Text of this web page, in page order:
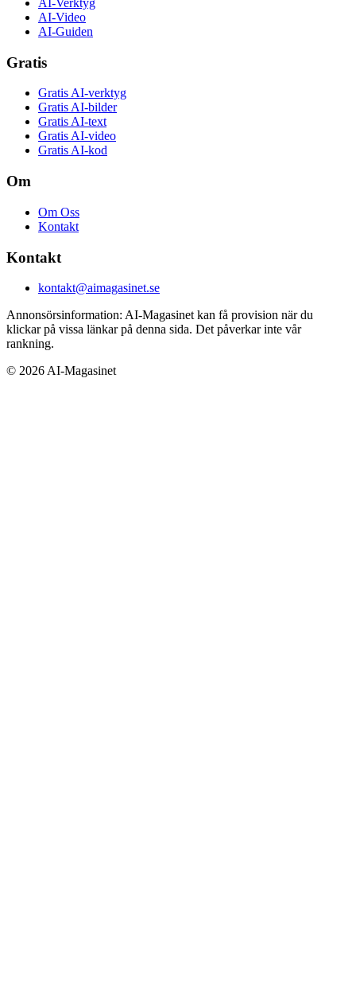
AI-Verktyg
AI-Video
AI-Guiden
Gratis
Gratis AI-verktyg
Gratis AI-bilder
Gratis AI-text
Gratis AI-video
Gratis AI-kod
Om
Om Oss
Kontakt
Kontakt
kontakt@aimagasinet.se
Annonsörsinformation: AI-Magasinet kan få provision när du
klickar på vissa länkar på denna sida. Det påverkar inte vår
rankning.
© 2026 AI-Magasinet